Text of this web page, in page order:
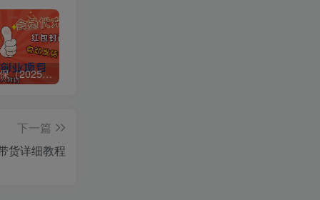
🔥观山太保（2025） 百度:
下一篇
货详细教程